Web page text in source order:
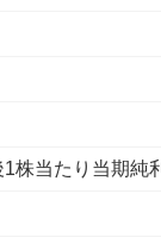
株当たり当期純